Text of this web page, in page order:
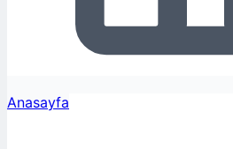
Anasayfa